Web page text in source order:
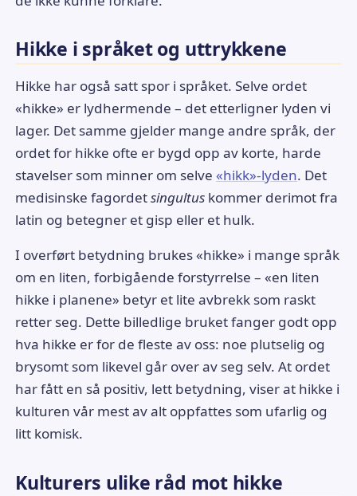
Hikke i språket og uttrykkene
Hikke har også satt spor i språket. Selve ordet
«hikke» er lydhermende – det etterligner lyden vi
lager. Det samme gjelder mange andre språk, der
ordet for hikke ofte er bygd opp av korte, harde
stavelser som minner om selve«hikk»-lyden. Det
medisinske fagordetsingultus kommer derimot fra
latin og betegner et gisp eller et hulk.
I overført betydning brukes «hikke» i mange språk
om en liten, forbigående forstyrrelse – «en liten
hikke i planene» betyr et lite avbrekk som raskt
retter seg. Dette billedlige bruket fanger godt opp
hva hikke er for de fleste av oss: noe plutselig og
brysomt som likevel går over av seg selv. At ordet
har fått en så positiv, lett betydning, viser at hikke i
kulturen vår mest av alt oppfattes som ufarlig og
litt komisk.
Kulturers ulike råd mot hikke